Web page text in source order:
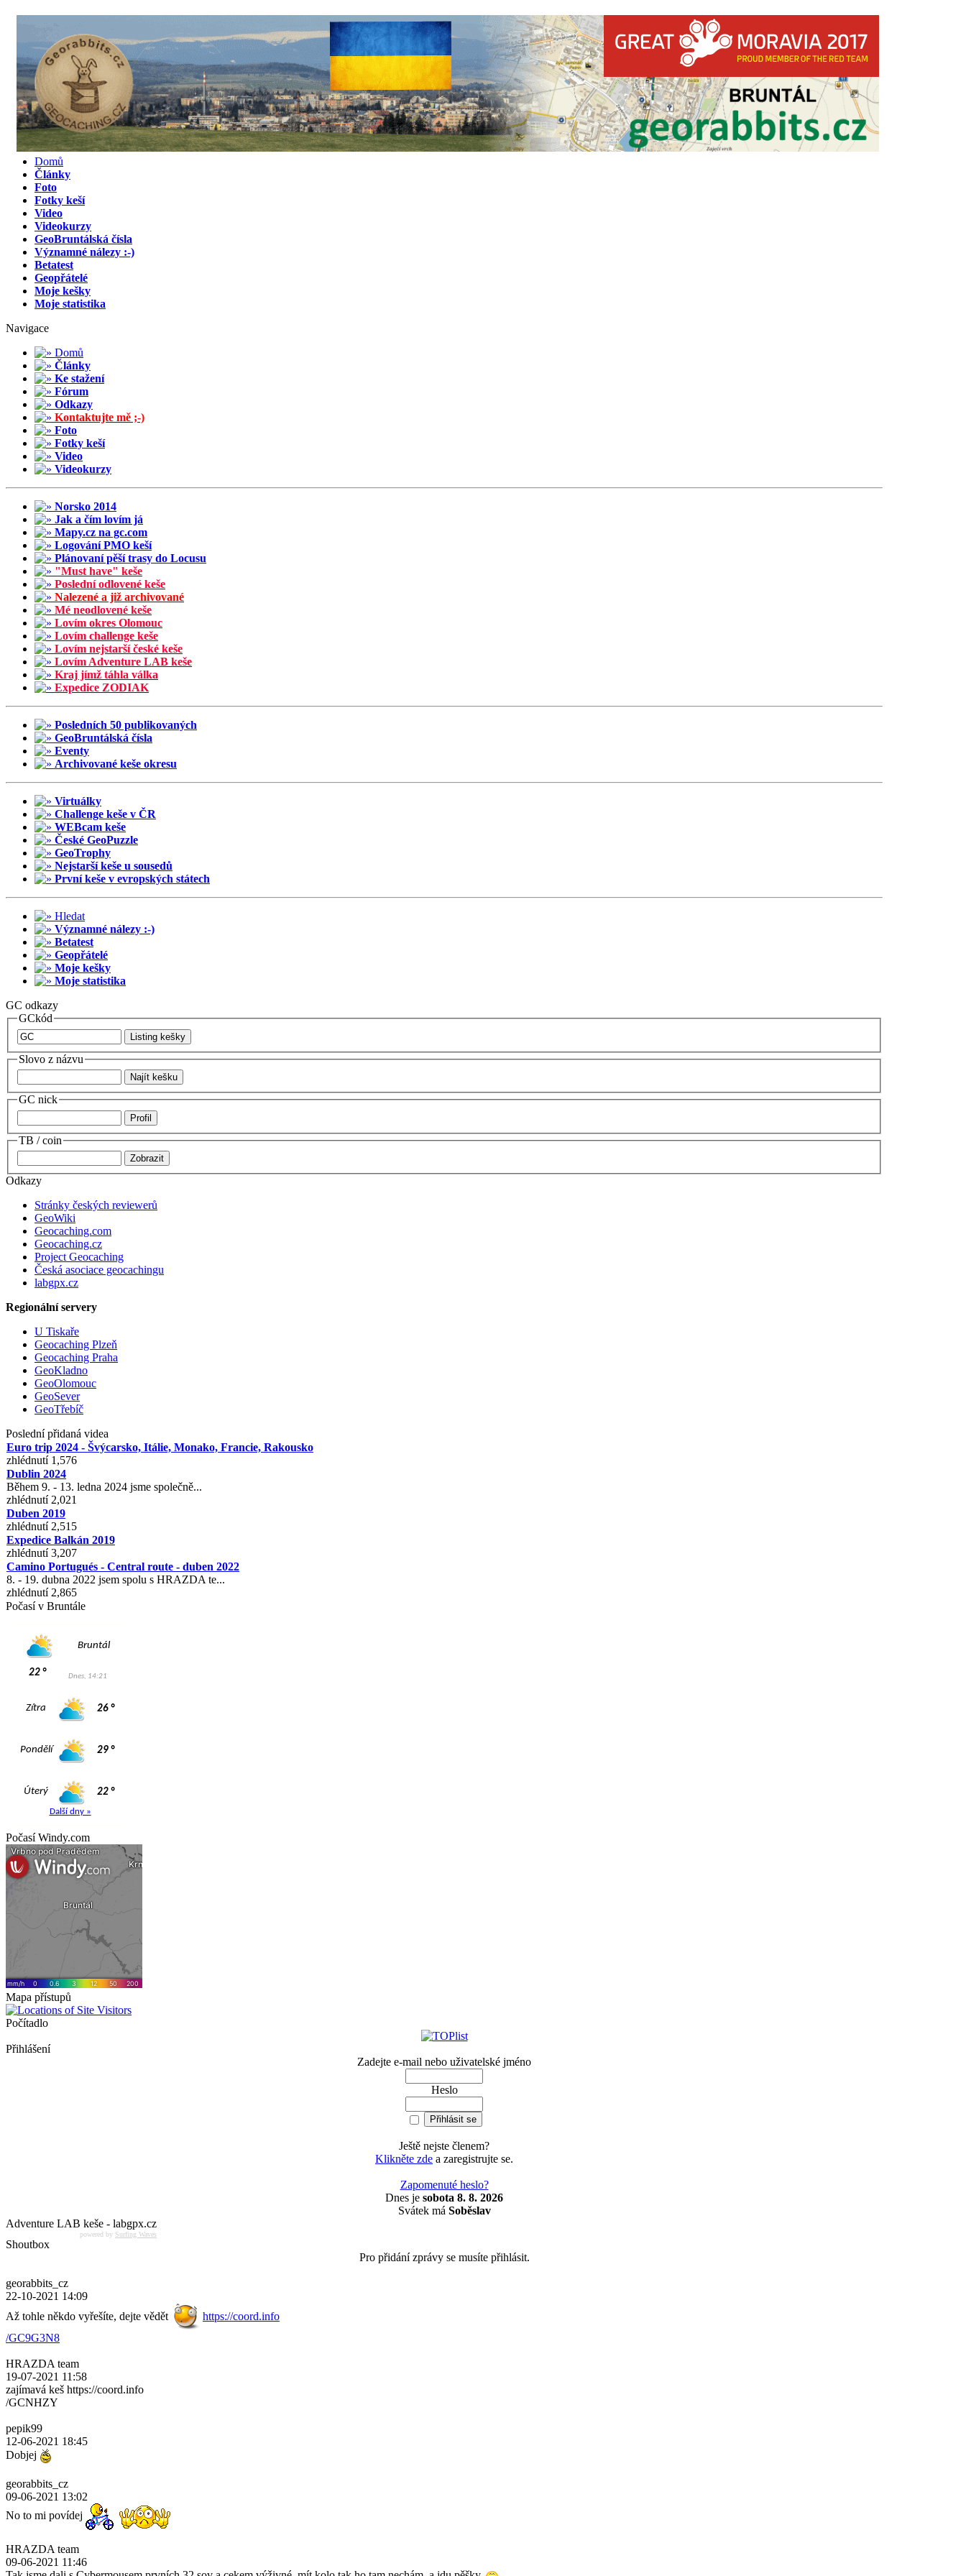
Domů
Články
Foto
Fotky keší
Video
Videokurzy
GeoBruntálská čísla
Významné nálezy :-)
Betatest
Geopřátelé
Moje kešky
Moje statistika
Navigace
Domů
Články
Ke stažení
Fórum
Odkazy
Kontaktujte mě ;-)
Foto
Fotky keší
Video
Videokurzy
Norsko 2014
Jak a čím lovím já
Mapy.cz na gc.com
Logování PMO keší
Plánovaní pěší trasy do Locusu
"Must have" keše
Poslední odlovené keše
Nalezené a již archivované
Mé neodlovené keše
Lovím okres Olomouc
Lovím challenge keše
Lovím nejstarší české keše
Lovím Adventure LAB keše
Kraj jímž táhla válka
Expedice ZODIAK
Posledních 50 publikovaných
GeoBruntálská čísla
Eventy
Archivované keše okresu
Virtuálky
Challenge keše v ČR
WEBcam keše
České GeoPuzzle
GeoTrophy
Nejstarší keše u sousedů
První keše v evropských státech
Hledat
Významné nálezy :-)
Betatest
Geopřátelé
Moje kešky
Moje statistika
GC odkazy
GCkód
Slovo z názvu
GC nick
TB / coin
Odkazy
Stránky českých reviewerů
GeoWiki
Geocaching.com
Geocaching.cz
Project Geocaching
Česká asociace geocachingu
labgpx.cz
Regionální servery
U Tiskaře
Geocaching Plzeň
Geocaching Praha
GeoKladno
GeoOlomouc
GeoSever
GeoTřebíč
Poslední přidaná videa
Euro trip 2024 - Švýcarsko, Itálie, Monako, Francie, Rakousko
zhlédnutí 1,576
Dublin 2024
Během 9. - 13. ledna 2024 jsme společně...
zhlédnutí 2,021
Duben 2019
zhlédnutí 2,515
Expedice Balkán 2019
zhlédnutí 3,207
Camino Portugués - Central route - duben 2022
8. - 19. dubna 2022 jsem spolu s HRAZDA te...
zhlédnutí 2,865
Počasí v Bruntále
Počasí Windy.com
Mapa přístupů
Počítadlo
Přihlášení
Zadejte e-mail nebo uživatelské jméno
Heslo
Ještě nejste členem?
Klikněte zde a zaregistrujte se.
Zapomenuté heslo?
Dnes je sobota 8. 8. 2026
Svátek má Soběslav
Adventure LAB keše - labgpx.cz
powered by Surfing Waves
Shoutbox
Pro přidání zprávy se musíte přihlásit.
georabbits_cz
22-10-2021 14:09
Až tohle někdo vyřešíte, dejte vědět
https://coord.info
/GC9G3N8
HRAZDA team
19-07-2021 11:58
zajímavá keš https://coord.info
/GCNHZY
pepik99
12-06-2021 18:45
Dobjej
georabbits_cz
09-06-2021 13:02
No to mi povídej
HRAZDA team
09-06-2021 11:46